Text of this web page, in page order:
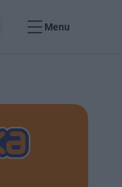
Menu